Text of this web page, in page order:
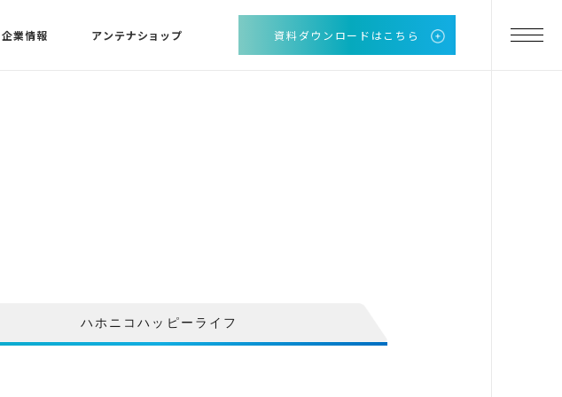
企業情報 アンテナショップ 資料ダウンロードはこちら
ハホニコハッピーライフ